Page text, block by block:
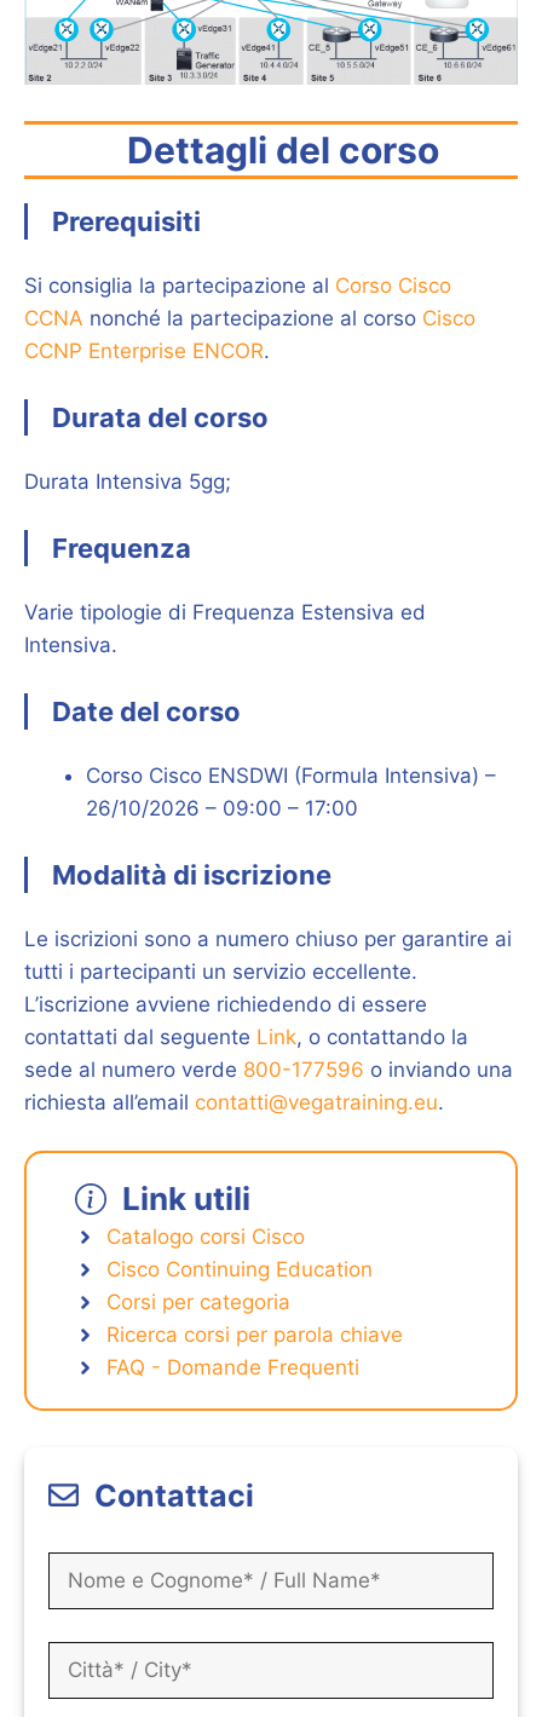
Dettagli del corso
Prerequisiti
Si consiglia la partecipazione al Corso Cisco
CCNA nonché la partecipazione al corso Cisco
CCNP Enterprise ENCOR.
Durata del corso
Durata Intensiva 5gg;
Frequenza
Varie tipologie di Frequenza Estensiva ed
Intensiva.
Date del corso
Corso Cisco ENSDWI (Formula Intensiva) –
26/10/2026 – 09:00 – 17:00
Modalità di iscrizione
Le iscrizioni sono a numero chiuso per garantire ai
tutti i partecipanti un servizio eccellente.
L’iscrizione avviene richiedendo di essere
contattati dal seguente Link, o contattando la
sede al numero verde 800-177596 o inviando una
richiesta all’email contatti@vegatraining.eu.
Link utili
Catalogo corsi Cisco
Cisco Continuing Education
Corsi per categoria
Ricerca corsi per parola chiave
FAQ - Domande Frequenti
Contattaci